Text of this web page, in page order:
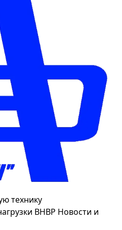
технику
ВНВР Новости и